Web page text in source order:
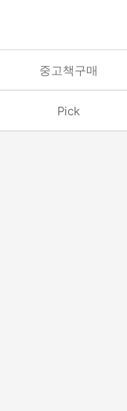
중고책구매
Pick